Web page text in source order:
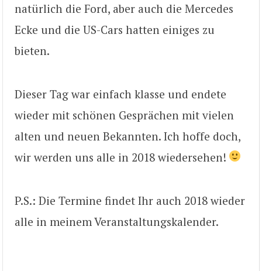
natürlich die Ford, aber auch die Mercedes
Ecke und die US-Cars hatten einiges zu
bieten.
Dieser Tag war einfach klasse und endete
wieder mit schönen Gesprächen mit vielen
alten und neuen Bekannten. Ich hoffe doch,
wir werden uns alle in 2018 wiedersehen!
P.S.: Die Termine findet Ihr auch 2018 wieder
alle in meinem Veranstaltungskalender.